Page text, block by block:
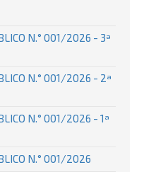
N.° 001/2026 - 3ª
N.° 001/2026 - 2ª
N.° 001/2026 - 1ª
N.° 001/2026